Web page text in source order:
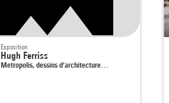
Exposition
Hugh Ferriss
Metropolis, dessins d'architecture…